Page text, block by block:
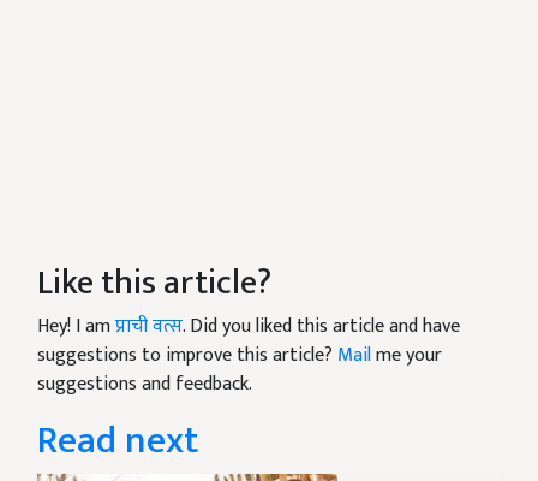
Like this article?
Hey! I amप्राची वत्स. Did you liked this article and have
suggestions to improve this article? Mailme your
suggestions and feedback.
Read next